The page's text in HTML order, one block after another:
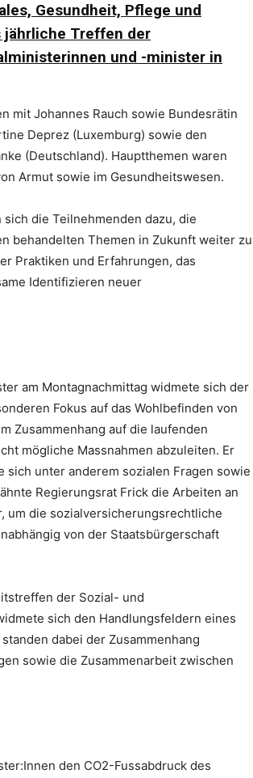
Gesundheit, Pflege und
jährliche Treffen der
und -minister in
mit Johannes Rauch sowie Bundesrätin
Deprez (Luxemburg) sowie den
(Deutschland). Hauptthemen waren
Armut sowie im Gesundheitswesen.
die Teilnehmenden dazu, die
behandelten Themen in Zukunft weiter zu
Praktiken und Erfahrungen, das
Identifizieren neuer
am Montagnachmittag widmete sich der
Fokus auf das Wohlbefinden von
Zusammenhang auf die laufenden
mögliche Massnahmen abzuleiten. Er
unter anderem sozialen Fragen sowie
Regierungsrat Frick die Arbeiten an
um die sozialversicherungsrechtliche
von der Staatsbürgerschaft
der Sozial- und
sich den Handlungsfeldern eines
dabei der Zusammenhang
sowie die Zusammenarbeit zwischen
den CO2-Fussabdruck des